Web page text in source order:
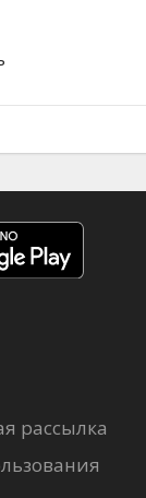
рассылка